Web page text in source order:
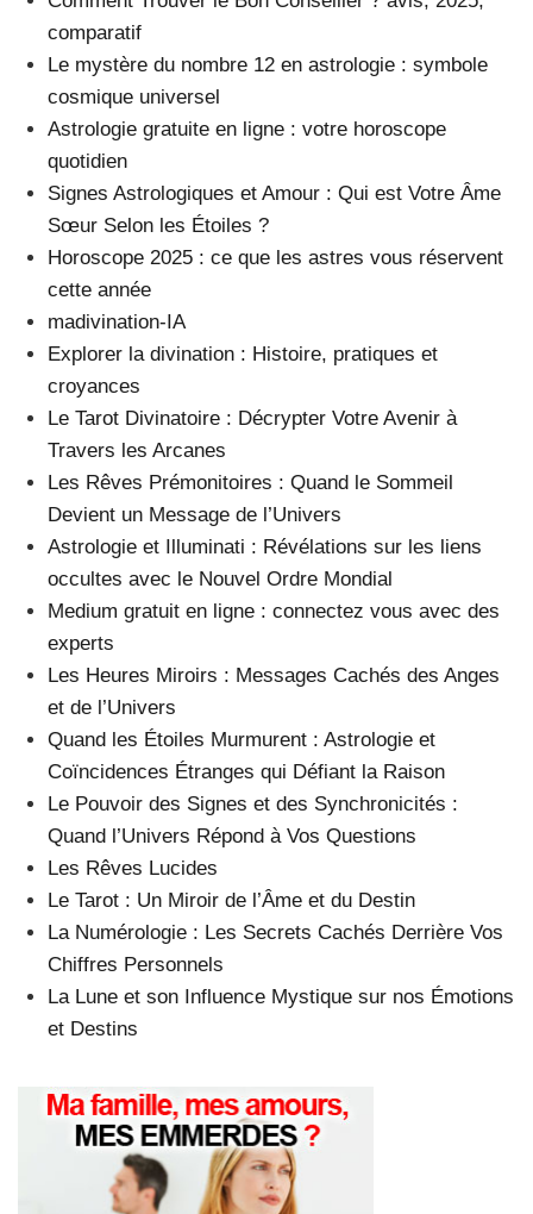
comparatif
Le mystère du nombre 12 en astrologie : symbole
cosmique universel
Astrologie gratuite en ligne : votre horoscope
quotidien
Signes Astrologiques et Amour : Qui est Votre Âme
Sœur Selon les Étoiles ?
Horoscope 2025 : ce que les astres vous réservent
cette année
madivination-IA
Explorer la divination : Histoire, pratiques et
croyances
Le Tarot Divinatoire : Décrypter Votre Avenir à
Travers les Arcanes
Les Rêves Prémonitoires : Quand le Sommeil
Devient un Message de l’Univers
Astrologie et Illuminati : Révélations sur les liens
occultes avec le Nouvel Ordre Mondial
Medium gratuit en ligne : connectez vous avec des
experts
Les Heures Miroirs : Messages Cachés des Anges
et de l’Univers
Quand les Étoiles Murmurent : Astrologie et
Coïncidences Étranges qui Défiant la Raison
Le Pouvoir des Signes et des Synchronicités :
Quand l’Univers Répond à Vos Questions
Les Rêves Lucides
Le Tarot : Un Miroir de l’Âme et du Destin
La Numérologie : Les Secrets Cachés Derrière Vos
Chiffres Personnels
La Lune et son Influence Mystique sur nos Émotions
et Destins